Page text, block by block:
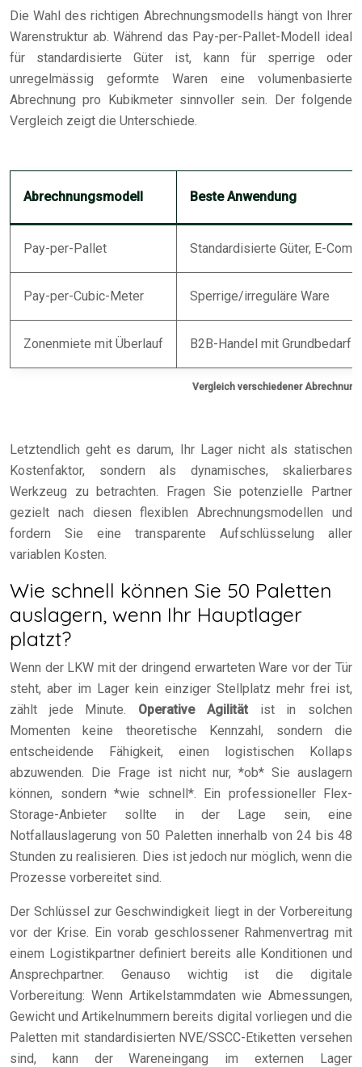
Die Wahl des richtigen Abrechnungsmodells hängt von Ihrer
Warenstruktur ab. Während das Pay-per-Pallet-Modell ideal
für standardisierte Güter ist, kann für sperrige oder
unregelmässig geformte Waren eine volumenbasierte
Abrechnung pro Kubikmeter sinnvoller sein. Der folgende
Vergleich zeigt die Unterschiede.
Vergleich verschiedener
Abrechnungsmodell Beste Anwendung
Pay-per-Pallet Standardisierte Güter, E-
Pay-per-Cubic-Meter Sperrige/irreguläre Ware
Zonenmiete mit Überlauf B2B-Handel mit Grundbedarf
Letztendlich geht es darum, Ihr Lager nicht als statischen
Kostenfaktor, sondern als dynamisches, skalierbares
Werkzeug zu betrachten. Fragen Sie potenzielle Partner
gezielt nach diesen flexiblen Abrechnungsmodellen und
fordern Sie eine transparente Aufschlüsselung aller
variablen Kosten.
Wie schnell können Sie 50 Paletten
auslagern, wenn Ihr Hauptlager
platzt?
Wenn der LKW mit der dringend erwarteten Ware vor der Tür
steht, aber im Lager kein einziger Stellplatz mehr frei ist,
zählt jede Minute. Operative Agilitätist in solchen
Momenten keine theoretische Kennzahl, sondern die
entscheidende Fähigkeit, einen logistischen Kollaps
abzuwenden. Die Frage ist nicht nur, *ob* Sie auslagern
können, sondern *wie schnell*. Ein professioneller Flex-
Storage-Anbieter sollte in der Lage sein, eine
Notfallauslagerung von 50 Paletten innerhalb von 24 bis 48
Stunden zu realisieren. Dies ist jedoch nur möglich, wenn die
Prozesse vorbereitet sind.
Der Schlüssel zur Geschwindigkeit liegt in der Vorbereitung
vor der Krise. Ein vorab geschlossener Rahmenvertrag mit
einem Logistikpartner definiert bereits alle Konditionen und
Ansprechpartner. Genauso wichtig ist die digitale
Vorbereitung: Wenn Artikelstammdaten wie Abmessungen,
Gewicht und Artikelnummern bereits digital vorliegen und die
Paletten mit standardisierten NVE/SSCC-Etiketten versehen
sind, kann der Wareneingang im externen Lager